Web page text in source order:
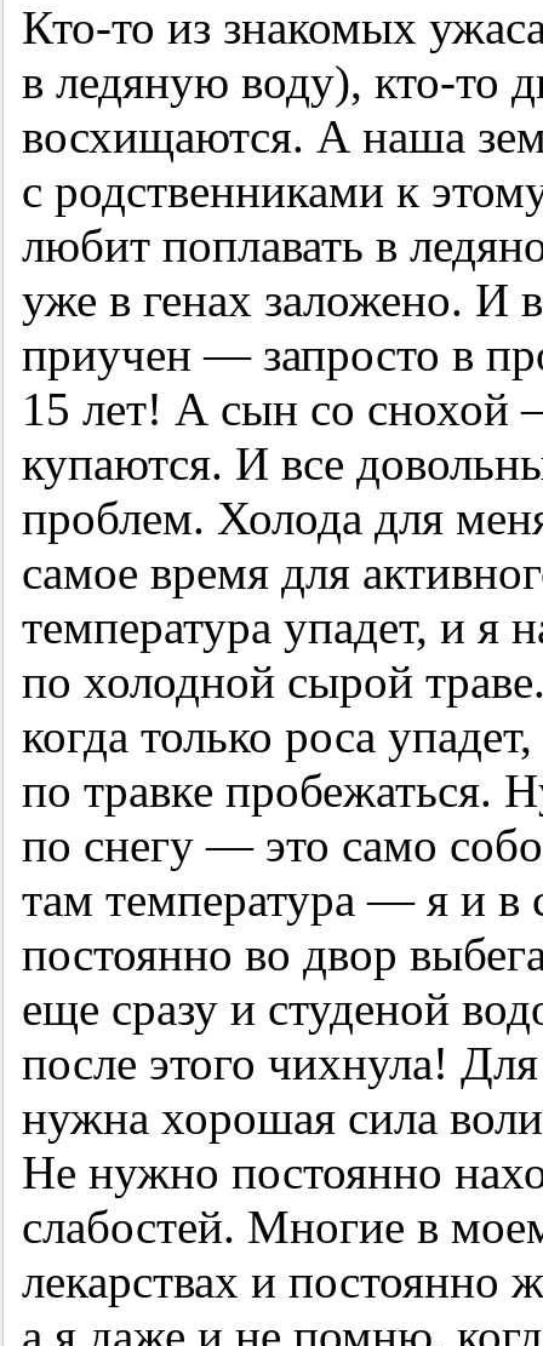
Кто-то из знакомых
в ледяную воду), кто-то
восхищаются. А наша
с родственниками к
любит поплавать в
уже в генах заложено. И
приучен — запросто в
15 лет! А сын со снохой
купаются. И все
проблем. Холода для
самое время для
температура упадет, и я
по холодной сырой
когда только роса
по травке пробежаться.
по снегу — это само
там температура — я и в
постоянно во двор
еще сразу и студеной
после этого чихнула!
нужна хорошая сила
Не нужно постоянно
слабостей. Многие в
лекарствах и постоянно